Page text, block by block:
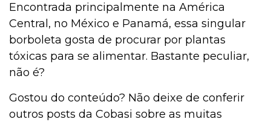
Encontrada principalmente na América
Central, no México e Panamá, essa singular
borboleta gosta de procurar por plantas
tóxicas para se alimentar. Bastante peculiar,
não é?
Gostou do conteúdo? Não deixe de conferir
outros posts da Cobasi sobre as muitas